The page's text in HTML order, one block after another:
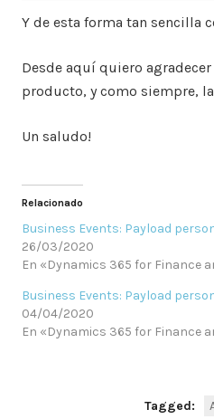
Y de esta forma tan sencilla
Desde aquí quiero
producto, y como siempre,
Un saludo!
Relacionado
Business Events: Payload
26/03/2020
En «Dynamics 365 for Finance
Business Events: Payload
04/04/2020
En «Dynamics 365 for Finance
Tagged: